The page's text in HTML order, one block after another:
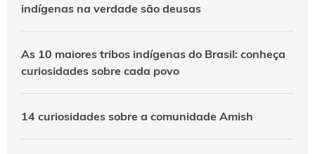
indígenas na verdade são deusas
As 10 maiores tribos indígenas do Brasil: conheça
curiosidades sobre cada povo
14 curiosidades sobre a comunidade Amish